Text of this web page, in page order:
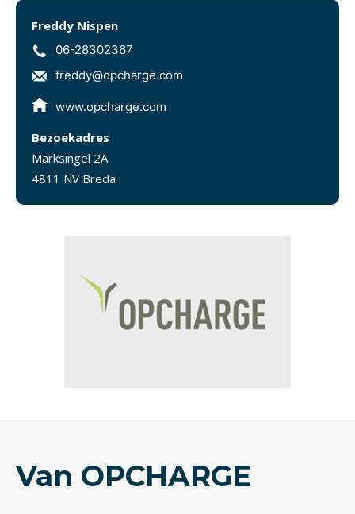
Freddy Nispen
06-28302367
freddy@opcharge.com
www.opcharge.com
Bezoekadres
Marksingel 2A
4811 NV Breda
Van OPCHARGE